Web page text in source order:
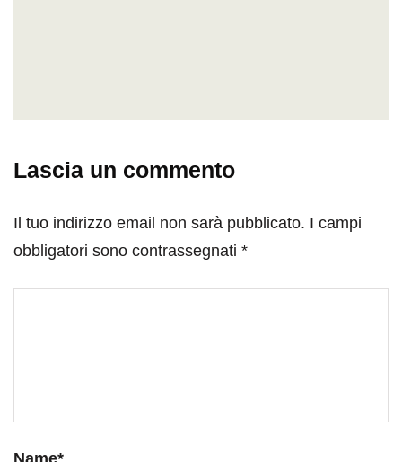
Lascia un commento
Il tuo indirizzo email non sarà pubblicato. I campi
obbligatori sono contrassegnati *
Name*